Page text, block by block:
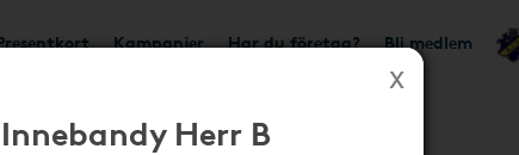
Kampanjer Har du företag? Bli medlem
Herr B